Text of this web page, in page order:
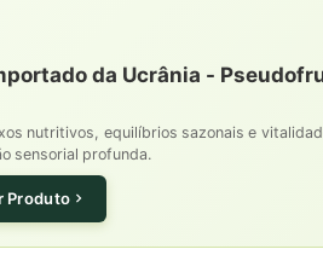
da Ucrânia -
nutritivos, equilíbrios sazonais e
sensorial profunda.
Produto